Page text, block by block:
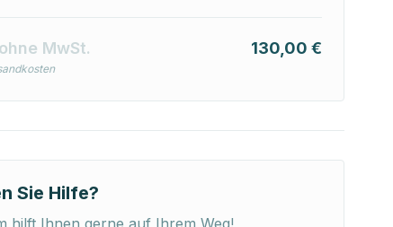
ohne MwSt. 130,00 €
Sie Hilfe?
hilft Ihnen gerne auf Ihrem Weg!